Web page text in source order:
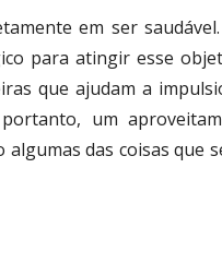
em ser
para atingir esse
que ajudam a
um
das coisas que